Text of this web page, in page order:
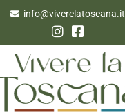
info@viverelatoscana.it